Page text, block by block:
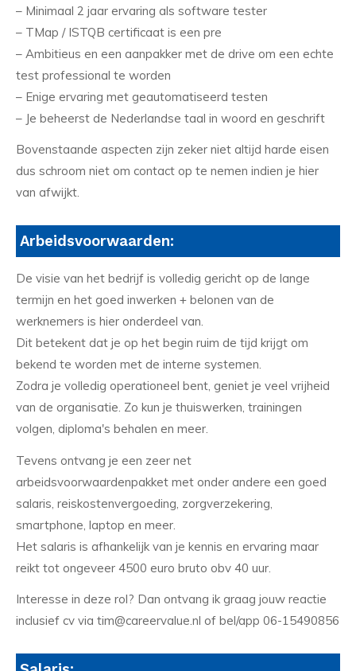
– Minimaal 2 jaar ervaring als software tester
– TMap / ISTQB certificaat is een pre
– Ambitieus en een aanpakker met de drive om een echte
test professional te worden
– Enige ervaring met geautomatiseerd testen
– Je beheerst de Nederlandse taal in woord en geschrift
Bovenstaande aspecten zijn zeker niet altijd harde eisen
dus schroom niet om contact op te nemen indien je hier
van afwijkt.
Arbeidsvoorwaarden:
De visie van het bedrijf is volledig gericht op de lange
termijn en het goed inwerken + belonen van de
werknemers is hier onderdeel van.
Dit betekent dat je op het begin ruim de tijd krijgt om
bekend te worden met de interne systemen.
Zodra je volledig operationeel bent, geniet je veel vrijheid
van de organisatie. Zo kun je thuiswerken, trainingen
volgen, diploma's behalen en meer.
Tevens ontvang je een zeer net
arbeidsvoorwaardenpakket met onder andere een goed
salaris, reiskostenvergoeding, zorgverzekering,
smartphone, laptop en meer.
Het salaris is afhankelijk van je kennis en ervaring maar
reikt tot ongeveer 4500 euro bruto obv 40 uur.
Interesse in deze rol? Dan ontvang ik graag jouw reactie
inclusief cv via tim@careervalue.nl of bel/app 06-15490856